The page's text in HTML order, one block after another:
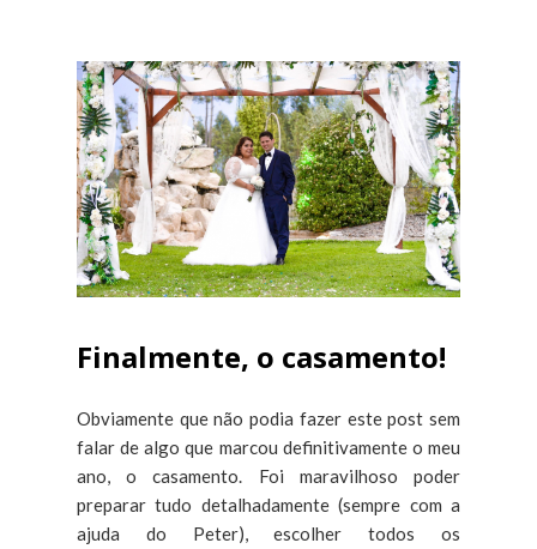
Finalmente, o casamento!
Obviamente que não podia fazer este post sem
falar de algo que marcou definitivamente o meu
ano, o casamento. Foi maravilhoso poder
preparar tudo detalhadamente (sempre com a
ajuda do Peter), escolher todos os